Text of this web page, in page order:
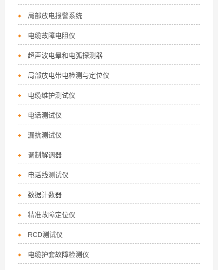
局部放电报警系统
电缆故障电阻仪
超声波电晕和电弧探测器
局部放电带电检测与定位仪
电缆维护测试仪
电话测试仪
漏抗测试仪
调制解调器
电话线测试仪
数据计数器
精准故障定位仪
RCD测试仪
电缆护套故障检测仪